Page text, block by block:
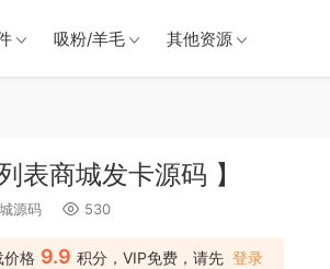
吸粉/羊毛 其他资源
表商城发卡源码 】
源码 530
价格 9.9 积分，VIP免费，请先 登录